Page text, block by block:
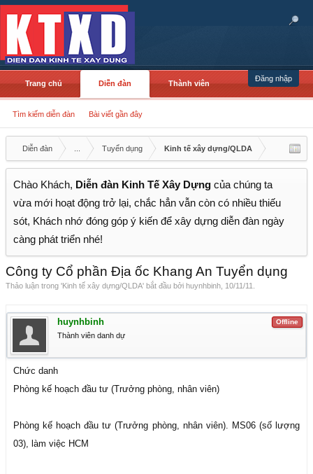
Đăng nhập
Trang chủ Diễn đàn
Tìm kiếm diễn đàn Bài viết gần đây
Thành viên
Diễn đàn Tuyển dụng Kinh tế xây dựng/QLDA
Chào Khách, Diễn đàn Kinh Tế Xây Dựng của chúng ta
vừa mới hoạt động trở lại, chắc hẳn vẫn còn có nhiều thiếu
sót, Khách nhớ đóng góp ý kiến để xây dựng diễn đàn ngày
càng phát triển nhé!
Công ty Cổ phần Địa ốc Khang An Tuyển dụng
Thảo luận trong 'Kinh tế xây dựng/QLDA' bắt đầu bởi huynhbinh 10/11/11
Offline
huynhbinh
Thành viên danh dự
Chức danh
Phòng kế hoạch đầu tư (Trưởng phòng, nhân viên)
Phòng kế hoạch đầu tư (Trưởng phòng, nhân viên). MS06 (số lượng
03), làm việc HCM